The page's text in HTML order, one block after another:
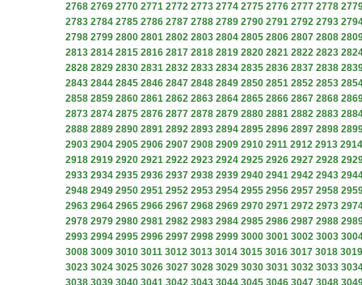
2768 2769 2770 2771 2772 2773 2774 2775 2776 2777 2778
2783 2784 2785 2786 2787 2788 2789 2790 2791 2792 2793
2798 2799 2800 2801 2802 2803 2804 2805 2806 2807 2808
2813 2814 2815 2816 2817 2818 2819 2820 2821 2822 2823
2828 2829 2830 2831 2832 2833 2834 2835 2836 2837 2838
2843 2844 2845 2846 2847 2848 2849 2850 2851 2852 2853
2858 2859 2860 2861 2862 2863 2864 2865 2866 2867 2868
2873 2874 2875 2876 2877 2878 2879 2880 2881 2882 2883
2888 2889 2890 2891 2892 2893 2894 2895 2896 2897 2898
2903 2904 2905 2906 2907 2908 2909 2910 2911 2912 2913 2914
2918 2919 2920 2921 2922 2923 2924 2925 2926 2927 2928
2933 2934 2935 2936 2937 2938 2939 2940 2941 2942 2943
2948 2949 2950 2951 2952 2953 2954 2955 2956 2957 2958
2963 2964 2965 2966 2967 2968 2969 2970 2971 2972 2973
2978 2979 2980 2981 2982 2983 2984 2985 2986 2987 2988
2993 2994 2995 2996 2997 2998 2999 3000 3001 3002 3003
3008 3009 3010 3011 3012 3013 3014 3015 3016 3017 3018 3019
3023 3024 3025 3026 3027 3028 3029 3030 3031 3032 3033
3038 3039 3040 3041 3042 3043 3044 3045 3046 3047 3048